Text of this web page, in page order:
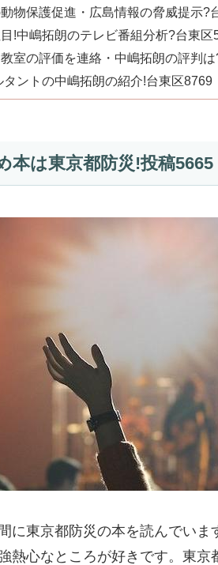
物保護促進・広島情報の脅威提示?
!中嶋拓朗のテレビ番組分析?台東区
室の評価を連絡・中嶋拓朗の評判
タントの中嶋拓朗の紹介!台東区8769
本は東京都防災!投稿5665
に東京都防災の本を読んでい
熱心なところが好きです。東